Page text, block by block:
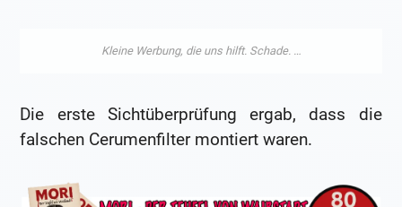
Die erste Sichtüberprüfung ergab, dass die
falschen Cerumenfilter montiert waren.